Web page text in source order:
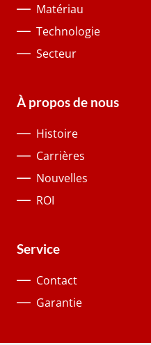
Matériau
Technologie
Secteur
À propos de nous
Histoire
Carrières
Nouvelles
ROI
Service
Contact
Garantie